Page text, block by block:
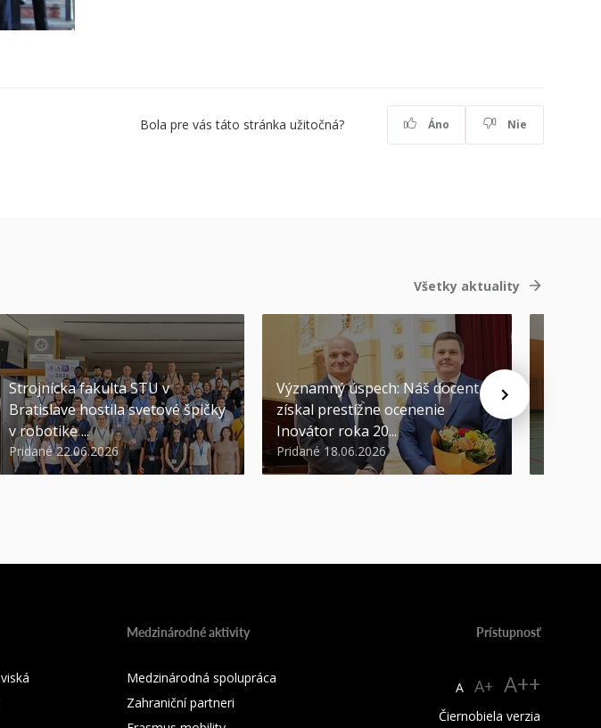
Bola pre vás táto stránka užitočná? Áno Nie
Všetky aktuality
Strojnícka fakulta STU v
Bratislave hostila svetové špičky
v robotike ...
Pridané 22.06.2026
Významný úspech: Náš docent
získal prestížne ocenenie
Inovátor roka 20...
Pridané 18.06.2026
Medzinárodné aktivity
Medzinárodná spolupráca
Zahraniční partneri
Prístupnosť
A A+ A++
Čiernobiela verzia